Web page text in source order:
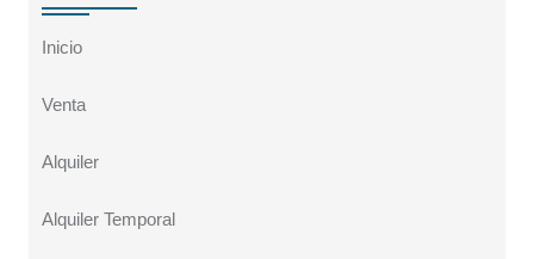
Inicio
Venta
Alquiler
Alquiler Temporal